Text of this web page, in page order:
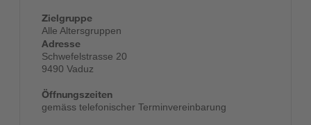
Zielgruppe
Alle Altersgruppen
Adresse
Schwefelstrasse 20
9490 Vaduz
Öffnungszeiten
gemäss telefonischer Terminvereinbarung